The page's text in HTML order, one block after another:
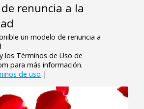
renuncia a la
un modelo de renuncia a
los Términos de Uso de
para más información.
de uso |